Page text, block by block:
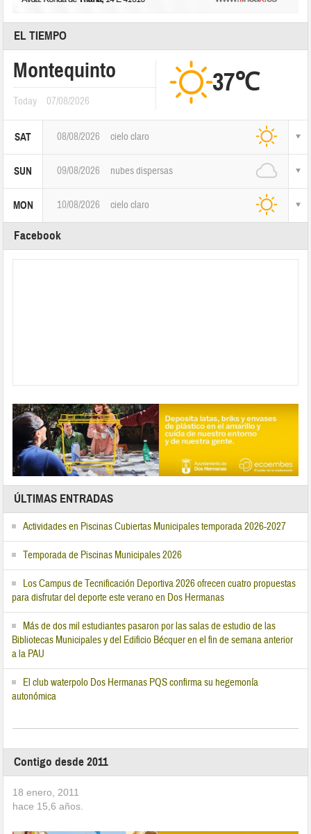
EL TIEMPO
Montequinto
Today 07/08/2026
37℃
SAT 08/08/2026 cielo claro
SUN 09/08/2026 nubes dispersas
MON 10/08/2026 cielo claro
Facebook
ÚLTIMAS ENTRADAS
Actividades en Piscinas Cubiertas Municipales temporada 2026-2027
Temporada de Piscinas Municipales 2026
Los Campus de Tecnificación Deportiva 2026 ofrecen cuatro propuestas
para disfrutar del deporte este verano en Dos Hermanas
Más de dos mil estudiantes pasaron por las salas de estudio de las
Bibliotecas Municipales y del Edificio Bécquer en el fin de semana anterior
a la PAU
El club waterpolo Dos Hermanas PQS confirma su hegemonía
autonómica
Contigo desde 2011
18 enero, 2011
hace 15,6 años.